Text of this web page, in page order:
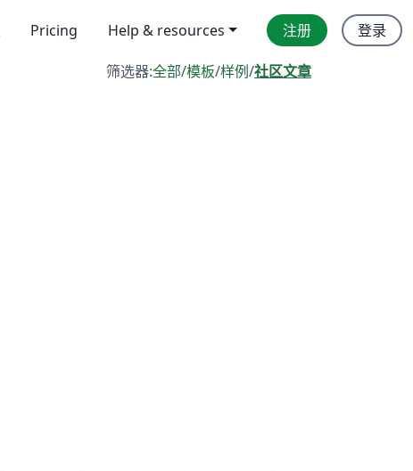
Pricing Help & resources 注册 登录
筛选器:全部/模板/样例/社区文章